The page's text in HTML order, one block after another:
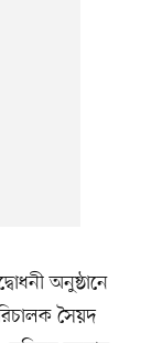
অনুষ্ঠানে
সৈয়দ